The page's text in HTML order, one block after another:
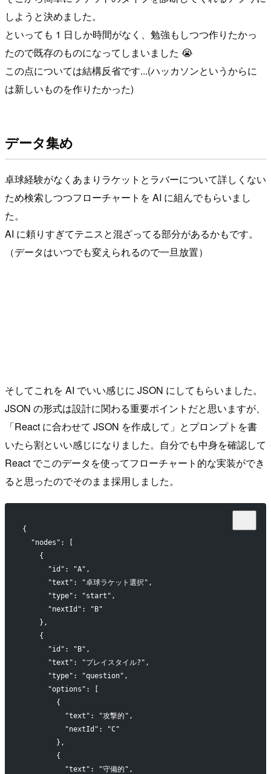
しようと決めました。
といっても 1 日しか時間がなく、勉強もしつつ作りたかっ
たので既存のものになってしまいました 😭
この点については結構反省です...(ハッカソンというからに
は新しいものを作りたかった)
データ集め
卓球経験がなくあまりラケットとラバーについて詳しくない
ため検索しつつフローチャートを AI に組んでもらいまし
た。
AI に頼りすぎてテニスと混ざってる部分があるかもです。
（データはいつでも変えられるので一旦放置）
そしてこれを AI でいい感じに JSON にしてもらいました。
JSON の形式は設計に関わる重要ポイントだと思いますが、
「React に合わせて JSON を作成して」とプロンプトを書
いたら割といい感じになりました。自分でも中身を確認して
React でこのデータを使ってフローチャート的な実装ができ
ると思ったのでそのまま採用しました。
{
  "nodes": [
    {
      "id": "A",
      "text": "卓球ラケット選択",
      "type": "start",
      "nextId": "B"
    },
    {
      "id": "B",
      "text": "プレイスタイル?",
      "type": "question",
      "options": [
        {
          "text": "攻撃的",
          "nextId": "C"
        },
        {
          "text": "守備的",